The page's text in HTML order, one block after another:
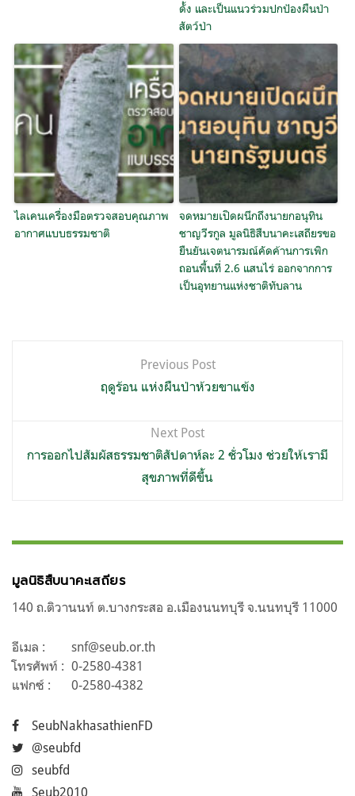
ดั้ง และเป็นแนวร่วมปกป้องผืนป่า
สัตว์ป่า
ไลเคนเครื่องมือตรวจสอบคุณภาพ
อากาศแบบธรรมชาติ
จดหมายเปิดผนึกถึงนายกอนุทิน
ชาญวีรกูล มูลนิธิสืบนาคะเสถียรขอ
ยืนยันเจตนารมณ์คัดค้านการเพิก
ถอนพื้นที่ 2.6 แสนไร่ ออกจากการ
เป็นอุทยานแห่งชาติทับลาน
Previous Post
ฤดูร้อน แห่งผืนป่าห้วยขาแข้ง
Next Post
การออกไปสัมผัสธรรมชาติสัปดาห์ละ 2 ชั่วโมง ช่วยให้เรามี
สุขภาพที่ดีขึ้น
มูลนิธิสืบนาคะเสถียร
140 ถ.ติวานนท์ ต.บางกระสอ อ.เมืองนนทบุรี จ.นนทบุรี 11000
อีเมล :
snf@seub.or.th
โทรศัพท์ : 0-2580-4381
แฟกซ์ :
0-2580-4382
SeubNakhasathienFD
@seubfd
seubfd
Seub2010